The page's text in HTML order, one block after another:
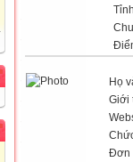
Họ
Giới
Đơn